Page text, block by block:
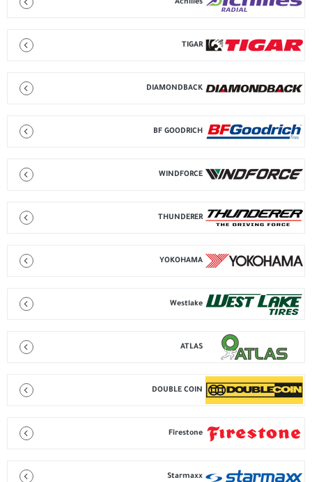
Achilles
TIGAR
DIAMONDBACK
BF GOODRICH
WINDFORCE
THUNDERER
YOKOHAMA
Westlake
ATLAS
DOUBLE COIN
Firestone
Starmaxx